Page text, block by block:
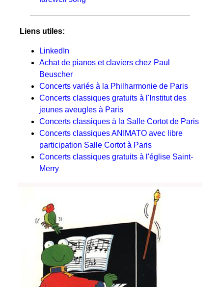
Liens utiles:
LinkedIn
Achat de pianos et claviers chez Paul
Beuscher
Concerts variés à la Philharmonie de Paris
Concerts classiques gratuits à l'Institut des
jeunes aveugles à Paris
Concerts classiques à la Salle Cortot de Paris
Concerts classiques ANIMATO avec libre
participation Salle Cortot à Paris
Concerts classiques gratuits à l'église Saint-
Merry